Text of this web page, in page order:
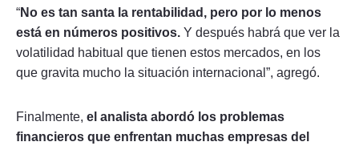
“No es tan santa la rentabilidad, pero por lo menos
está en números positivos. Y después habrá que ver la
volatilidad habitual que tienen estos mercados, en los
que gravita mucho la situación internacional”, agregó.
Finalmente, el analista abordó los problemas
financieros que enfrentan muchas empresas del